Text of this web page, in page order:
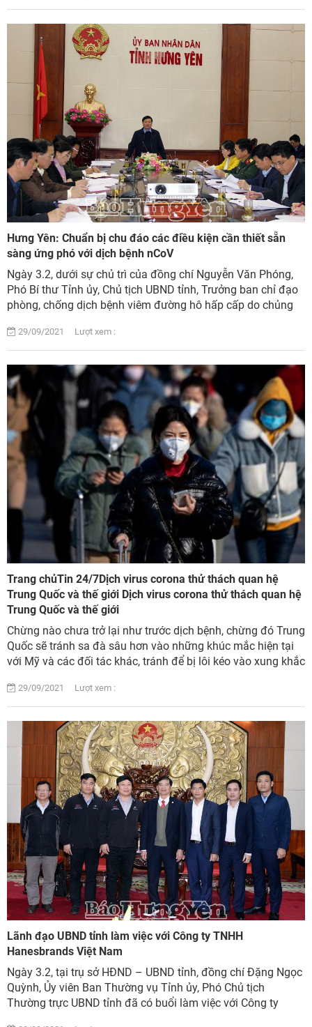
Hưng Yên: Chuẩn bị chu đáo các điều kiện cần thiết sẵn
sàng ứng phó với dịch bệnh nCoV
Ngày 3.2, dưới sự chủ trì của đồng chí Nguyễn Văn Phóng,
Phó Bí thư Tỉnh ủy, Chủ tịch UBND tỉnh, Trưởng ban chỉ đạo
phòng, chống dịch bệnh viêm đường hô hấp cấp do chủng
29/09/2021 Lượt xem :
Trang chủTin 24/7Dịch virus corona thử thách quan hệ
Trung Quốc và thế giới Dịch virus corona thử thách quan hệ
Trung Quốc và thế giới
Chừng nào chưa trở lại như trước dịch bệnh, chừng đó Trung
Quốc sẽ tránh sa đà sâu hơn vào những khúc mắc hiện tại
với Mỹ và các đối tác khác, tránh để bị lôi kéo vào xung khắc
29/09/2021 Lượt xem :
Lãnh đạo UBND tỉnh làm việc với Công ty TNHH
Hanesbrands Việt Nam
Ngày 3.2, tại trụ sở HĐND – UBND tỉnh, đồng chí Đặng Ngọc
Quỳnh, Ủy viên Ban Thường vụ Tỉnh ủy, Phó Chủ tịch
Thường trực UBND tỉnh đã có buổi làm việc với Công ty